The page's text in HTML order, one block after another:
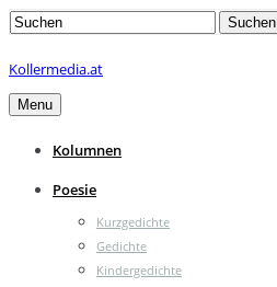
Search
Suchen
Kollermedia.at
Menu
Kolumnen
Poesie
Kurzgedichte
Gedichte
Kindergedichte